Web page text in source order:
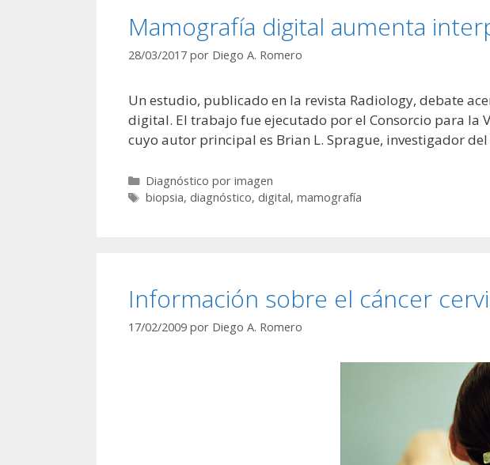
Mamografía digital aumenta
28/03/2017 por Diego A. Romero
Un estudio, publicado en la revista Radiology, debate
digital. El trabajo fue ejecutado por el Consorcio para la
cuyo autor principal es Brian L. Sprague, investigador
Categorías
Diagnóstico por imagen
Etiquetas
biopsia, diagnóstico, digital, mamografía
Información sobre el cáncer
17/02/2009 por Diego A. Romero